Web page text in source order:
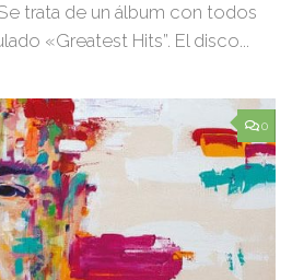
trata de un álbum con todos
«Greatest Hits”. El disco...
0